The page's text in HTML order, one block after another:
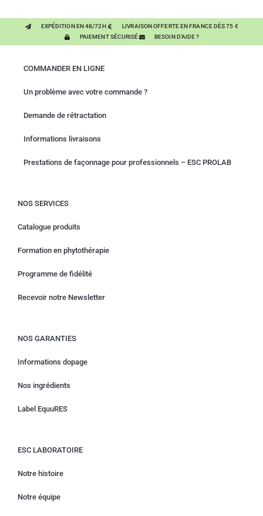
EXPÉDITION EN 48/72H
LIVRAISON OFFERTE EN FRANCE DÈS 75 €
PAIEMENT SÉCURISÉ
BESOIN D'AIDE ?
COMMANDER EN LIGNE
Un problème avec votre commande ?
Demande de rétractation
Informations livraisons
Prestations de façonnage pour professionnels – ESC PROLAB
NOS SERVICES
Catalogue produits
Formation en phytothérapie
Programme de fidélité
Recevoir notre Newsletter
NOS GARANTIES
Informations dopage
Nos ingrédients
Label EquuRES
ESC LABORATOIRE
Notre histoire
Notre équipe